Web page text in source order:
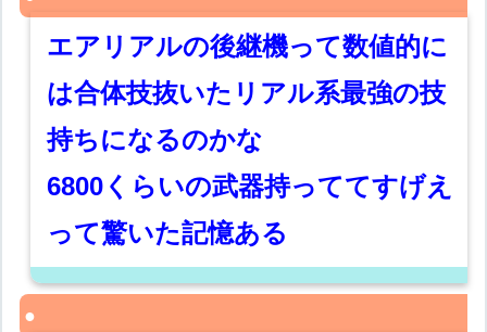
エアリアルの後継機って数値的に
は合体技抜いたリアル系最強の技
持ちになるのかな
6800くらいの武器持っててすげえ
って驚いた記憶ある